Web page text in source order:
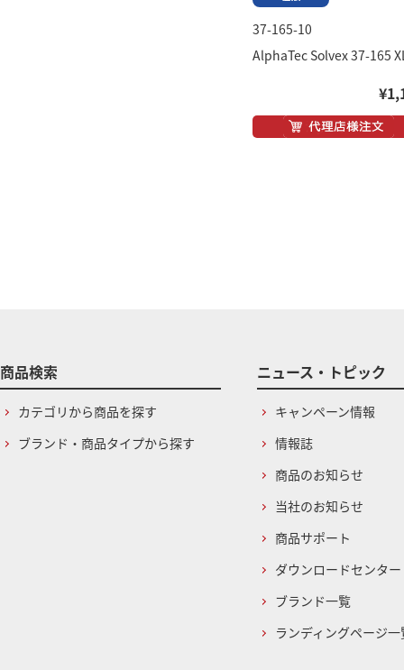
37-165-10
AlphaTec Solvex 37-165
商品検索
カテゴリから商品を探す
ブランド・商品タイプから探す
ニュース・トピック
キャンペーン情報
情報誌
商品のお知らせ
当社のお知らせ
商品サポート
ダウンロードセンター
ブランド一覧
ランディングページ一